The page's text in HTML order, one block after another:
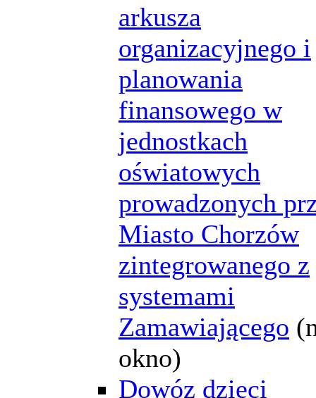
arkusza
organizacyjnego i
planowania
finansowego w
jednostkach
oświatowych
prowadzonych
Miasto Chorzów
zintegrowanego z
systemami
Zamawiającego
okno)
Dowóz dzieci